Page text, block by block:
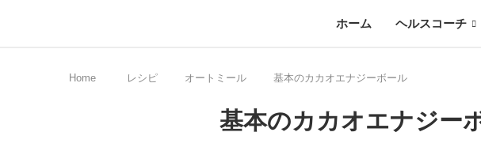
ホーム ヘルスコーチ
Home レシピ オートミール 基本のカカオエナジーボール
基本のカカオエナジー